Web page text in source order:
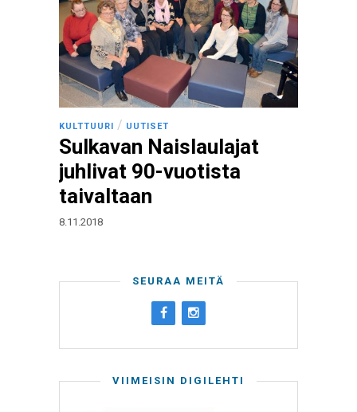
KULTTUURI / UUTISET
Sulkavan Naislaulajat
juhlivat 90-vuotista
taivaltaan
8.11.2018
SEURAA MEITÄ
VIIMEISIN DIGILEHTI